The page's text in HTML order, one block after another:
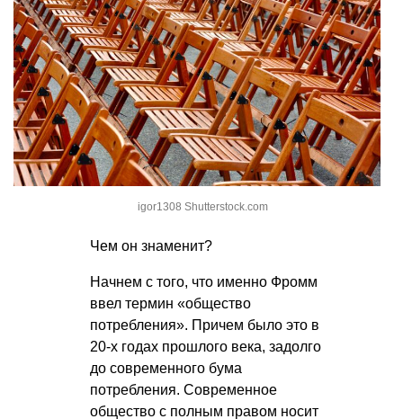
igor1308 Shutterstock.com
Чем он знаменит?
Начнем с того, что именно Фромм
ввел термин «общество
потребления». Причем было это в
20-х годах прошлого века, задолго
до современного бума
потребления. Современное
общество с полным правом носит